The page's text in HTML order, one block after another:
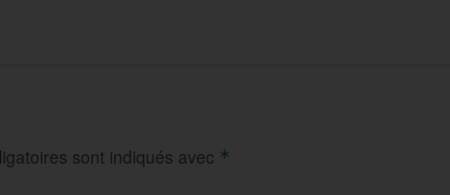
sont indiqués avec *